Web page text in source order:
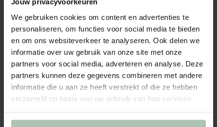
Jouw privacyvoorkeuren
We gebruiken cookies om content en advertenties te
personaliseren, om functies voor social media te bieden
en om ons websiteverkeer te analyseren. Ook delen we
informatie over uw gebruik van onze site met onze
partners voor social media, adverteren en analyse. Deze
partners kunnen deze gegevens combineren met andere
informatie die u aan ze heeft verstrekt of die ze hebben
verzameld op basis van uw gebruik van hun services.
3-zits chaise longue links uit de Countess serie van Sissy-Boy. De
serie bestaat uit zeven modulaire onderdelen, zodat je de bank
hebt. Door de lage zitting geeft de C...
Model 3 zits otto longue l... (1x) 3 zits otto longue l... (1x)
+ opties
2 Stof: Royal Blush + kleuropties